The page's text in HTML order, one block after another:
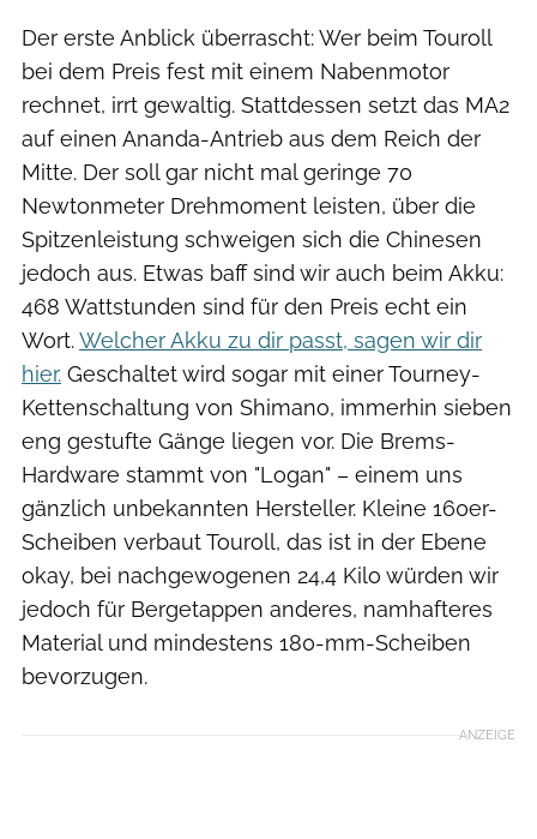
Der erste Anblick überrascht: Wer beim Touroll
bei dem Preis fest mit einem Nabenmotor
rechnet, irrt gewaltig. Stattdessen setzt das MA2
auf einen Ananda-Antrieb aus dem Reich der
Mitte. Der soll gar nicht mal geringe 70
Newtonmeter Drehmoment leisten, über die
Spitzenleistung schweigen sich die Chinesen
jedoch aus. Etwas baff sind wir auch beim Akku:
468 Wattstunden sind für den Preis echt ein
Wort.Welcher Akku zu dir passt, sagen wir dir
hier. Geschaltet wird sogar mit einer Tourney-
Kettenschaltung von Shimano, immerhin sieben
eng gestufte Gänge liegen vor. Die Brems-
Hardware stammt von "Logan" – einem uns
gänzlich unbekannten Hersteller. Kleine 160er-
Scheiben verbaut Touroll, das ist in der Ebene
okay, bei nachgewogenen 24,4 Kilo würden wir
jedoch für Bergetappen anderes, namhafteres
Material und mindestens 180-mm-Scheiben
bevorzugen.
ANZEIGE